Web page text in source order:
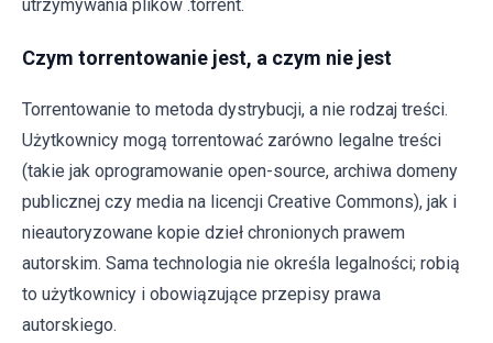
utrzymywania plików .torrent.
Czym torrentowanie jest, a czym nie jest
Torrentowanie to metoda dystrybucji, a nie rodzaj treści.
Użytkownicy mogą torrentować zarówno legalne treści
(takie jak oprogramowanie open-source, archiwa domeny
publicznej czy media na licencji Creative Commons), jak i
nieautoryzowane kopie dzieł chronionych prawem
autorskim. Sama technologia nie określa legalności; robią
to użytkownicy i obowiązujące przepisy prawa
autorskiego.